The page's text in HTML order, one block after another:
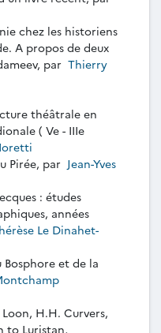
chez les historiens
A propos de deux
par Thierry
théâtrale en
( Ve - IIIe
Pirée, par Jean-Yves
: études
années
Le Dinahet-
Bosphore et de la
H.H. Curvers,
to Luristan,